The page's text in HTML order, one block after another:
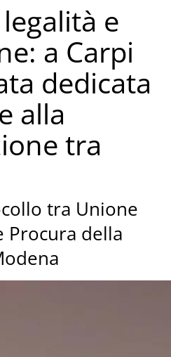
e
a Carpi
dedicata
alla
tra
tra Unione
Procura della